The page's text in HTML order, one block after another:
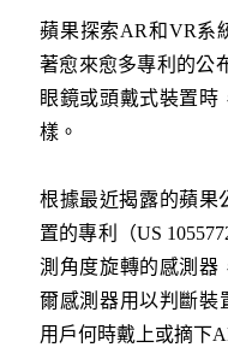
蘋果探索AR和VR系
著愈來愈多專利的公
眼鏡或頭戴式裝置時
樣。
根據最近揭露的蘋果
置的專利（US
測角度旋轉的感測器
爾感測器用以判斷裝
用戶何時戴上或摘下